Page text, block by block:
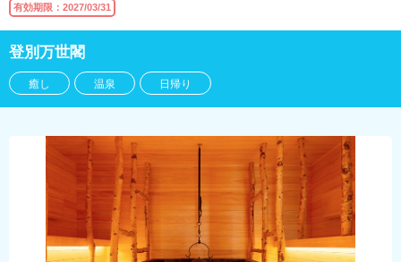
有効期限：2027/03/31
登別万世閣
癒し 温泉 日帰り